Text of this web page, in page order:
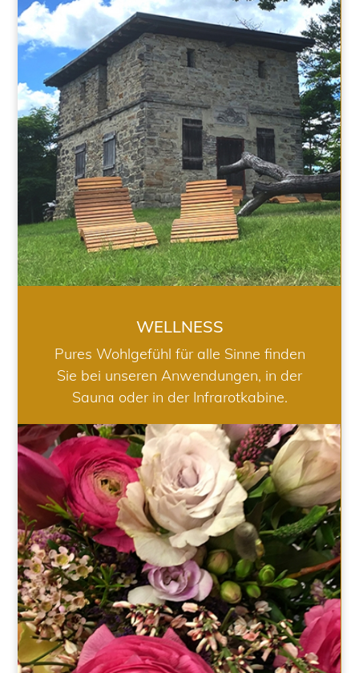
WELLNESS
WELLNESS
Pures Wohlgefühl für alle Sinne finden
Sie bei unseren Anwendungen, in der
Sauna oder in der Infrarotkabine.
HOCHZEIT